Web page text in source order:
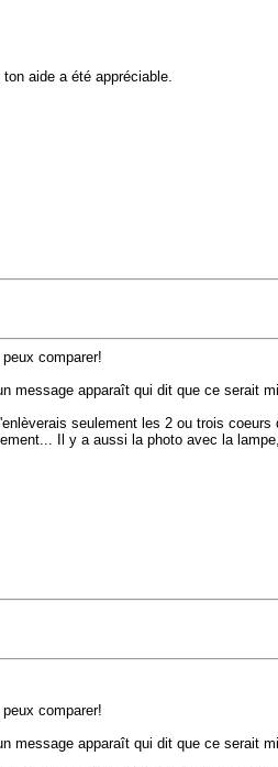
aide a été appréciable.
comparer!
apparaît qui dit que ce serait
seulement les 2 ou trois
Il y a aussi la photo avec la
comparer!
apparaît qui dit que ce serait